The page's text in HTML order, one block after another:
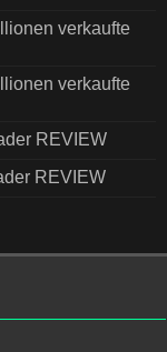
verkaufte
verkaufte
REVIEW
REVIEW